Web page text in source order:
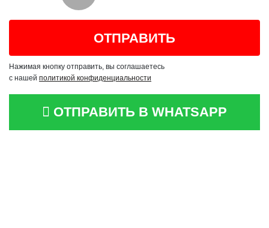
Нажимая кнопку отправить, вы соглашаетесь
с нашей политикой конфиденциальности
ОТПРАВИТЬ В WHATSAPP